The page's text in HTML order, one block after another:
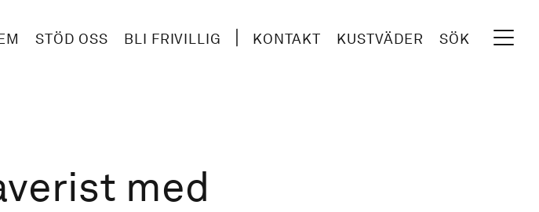
STÖD OSS BLI FRIVILLIG KONTAKT KUSTVÄDER SÖK
med